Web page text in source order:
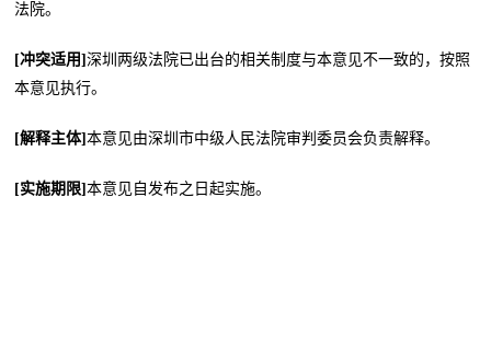
法院。
[冲突适用]深圳两级法院已出台的相关制度与本意见不一致的，按照
本意见执行。
[解释主体]本意见由深圳市中级人民法院审判委员会负责解释。
[实施期限]本意见自发布之日起实施。